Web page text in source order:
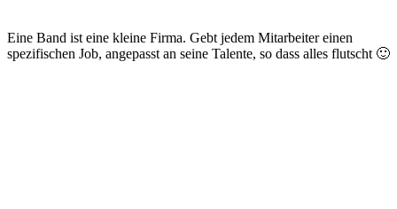
Eine Band ist eine kleine Firma. Gebt jedem Mitarbeiter einen
spezifischen Job, angepasst an seine Talente, so dass alles flutscht 🙂